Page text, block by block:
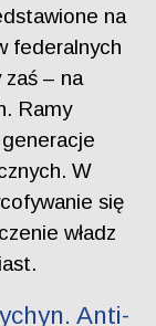
na
federalnych
zaś – na
Ramy
W
się
władz
Anti-